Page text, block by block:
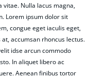
Nulla lacus magna,
Lorem ipsum dolor sit
congue eget iaculis eget,
accumsan rhoncus lectus.
idse arcun commodo
In aliquet libero ac
Aenean finibus tortor